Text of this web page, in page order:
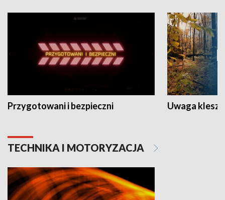
Przygotowani i bezpieczni Uwaga
TECHNIKA I MOTORYZACJA